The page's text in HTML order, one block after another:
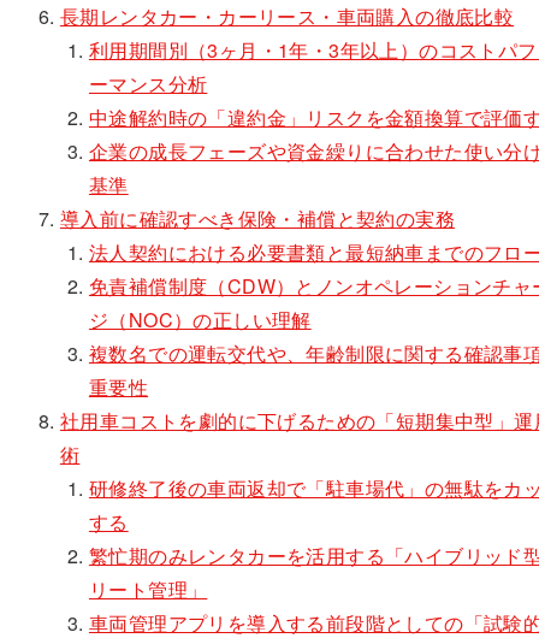
長期レンタカー・カーリース・車両購入の徹底比較
利用期間別（3ヶ月・1年・3年以上）のコストパ
ーマンス分析
中途解約時の「違約金」リスクを金額換算で評価
企業の成長フェーズや資金繰りに合わせた使い分
基準
導入前に確認すべき保険・補償と契約の実務
法人契約における必要書類と最短納車までのフロ
免責補償制度（CDW）とノンオペレーションチャ
ジ（NOC）の正しい理解
複数名での運転交代や、年齢制限に関する確認事
重要性
社用車コストを劇的に下げるための「短期集中型」運
術
研修終了後の車両返却で「駐車場代」の無駄をカ
する
繁忙期のみレンタカーを活用する「ハイブリッド
リート管理」
車両管理アプリを導入する前段階としての「試験